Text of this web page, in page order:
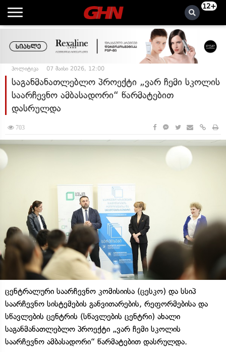
12+
პოლიტიკა 07 მაისი 2026, 12:00
საგანმანათლებლო პროექტი „ვარ ჩემი სკოლის
საარჩევნო ამბასადორი“ წარმატებით
დასრულდა
703
ცენტრალური საარჩევნო კომისიისა (ცესკო) და სსიპ
საარჩევნო სისტემების განვითარების, რეფორმებისა და
სწავლების ცენტრის (სწავლების ცენტრი) ახალი
საგანმანათლებლო პროექტი „ვარ ჩემი სკოლის
საარჩევნო ამბასადორი“ წარმატებით დასრულდა.